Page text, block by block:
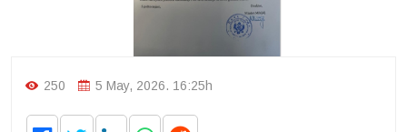
250 5 May, 2026. 16:25h